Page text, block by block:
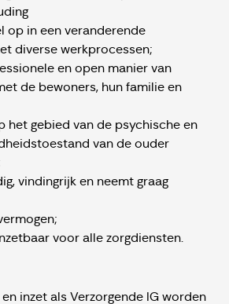
op in een veranderende
diverse werkprocessen;
en open manier van
de bewoners, hun familie en
het gebied van de psychische en
van de ouder
vindingrijk en neemt graag
voor alle zorgdiensten.
inzet als Verzorgende IG worden